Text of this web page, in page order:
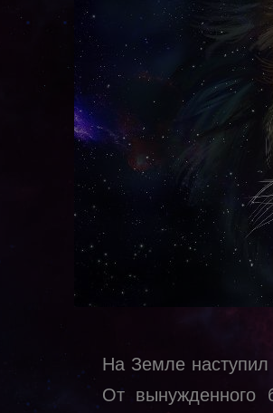
На Земле наступил
От вынужденного